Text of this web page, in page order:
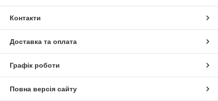
Контакти
Доставка та оплата
Графік роботи
Повна версія сайту